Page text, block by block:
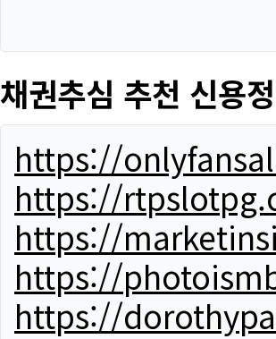
채권추심 추천 신용
https://
https://
https://
https://
https://